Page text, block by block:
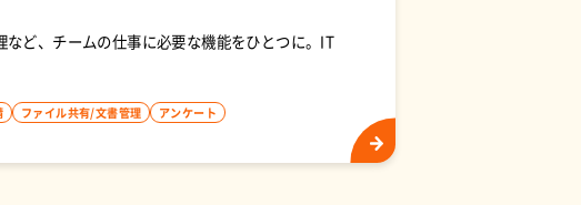
ど、チームの仕事に必要な機能をひとつに。IT
ファイル共有/文書管理 アンケート